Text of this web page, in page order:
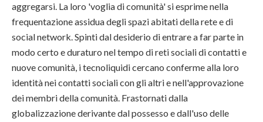
aggregarsi. La loro 'voglia di comunità' si esprime nella
frequentazione assidua degli spazi abitati della rete e di
social network. Spinti dal desiderio di entrare a far parte in
modo certo e duraturo nel tempo di reti sociali di contatti e
nuove comunità, i tecnoliquidi cercano conferme alla loro
identità nei contatti sociali con gli altri e nell'approvazione
dei membri della comunità. Frastornati dalla
globalizzazione derivante dal possesso e dall'uso delle